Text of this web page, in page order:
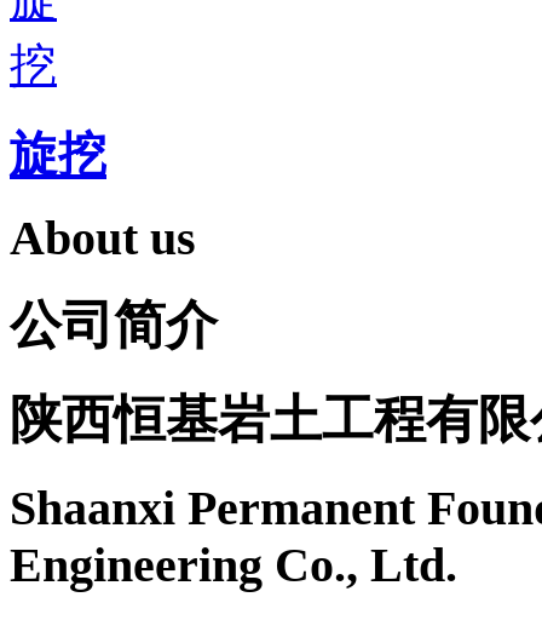
旋挖
About us
公司简介
陕西恒基岩土工程有
Shaanxi Permanent
Engineering Co., Ltd.